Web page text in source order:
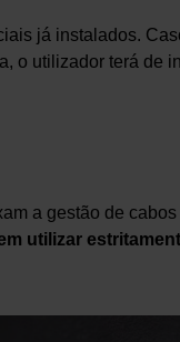
já instalados.
o utilizador terá de
a gestão de
utilizar